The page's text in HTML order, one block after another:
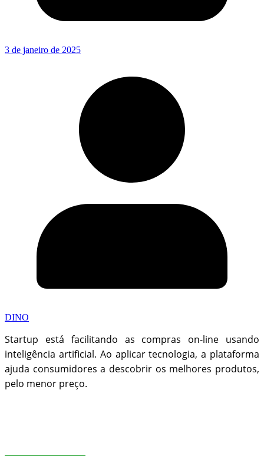
3 de janeiro de 2025
DINO
Startup está facilitando as compras on-line usando
inteligência artificial. Ao aplicar tecnologia, a plataforma
ajuda consumidores a descobrir os melhores produtos,
pelo menor preço.